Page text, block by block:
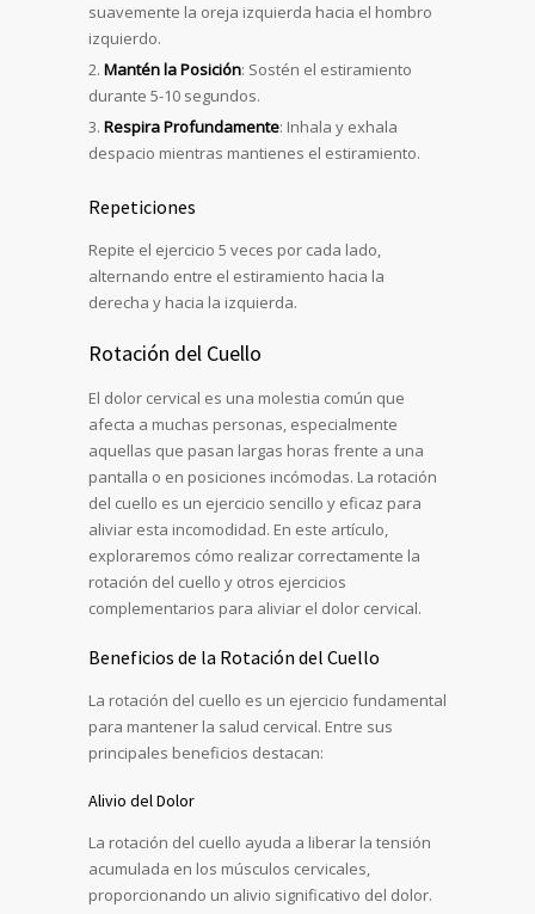
suavemente la oreja izquierda hacia el hombro
izquierdo.
Mantén la Posición: Sostén el estiramiento
durante 5-10 segundos.
Respira Profundamente: Inhala y exhala
despacio mientras mantienes el estiramiento.
Repeticiones
Repite el ejercicio 5 veces por cada lado,
alternando entre el estiramiento hacia la
derecha y hacia la izquierda.
Rotación del Cuello
El dolor cervical es una molestia común que
afecta a muchas personas, especialmente
aquellas que pasan largas horas frente a una
pantalla o en posiciones incómodas. La rotación
del cuello es un ejercicio sencillo y eficaz para
aliviar esta incomodidad. En este artículo,
exploraremos cómo realizar correctamente la
rotación del cuello y otros ejercicios
complementarios para aliviar el dolor cervical.
Beneficios de la Rotación del Cuello
La rotación del cuello es un ejercicio fundamental
para mantener la salud cervical. Entre sus
principales beneficios destacan:
Alivio del Dolor
La rotación del cuello ayuda a liberar la tensión
acumulada en los músculos cervicales,
proporcionando un alivio significativo del dolor.